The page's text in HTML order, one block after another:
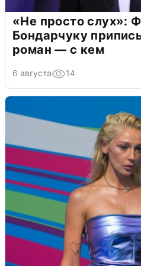
«Не просто слух»:
Бондарчуку
роман — с кем
6 августа 14